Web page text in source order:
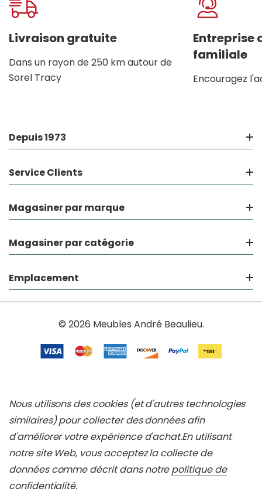
Livraison gratuite
Dans un rayon de 250 km autour de
Sorel Tracy
Entreprise
familiale
Encouragez
Depuis 1973
Service Clients
Magasiner par marque
Magasiner par catégorie
Emplacement
© 2026 Meubles André Beaulieu.
Nous utilisons des cookies (et d'autres technologies
similaires) pour collecter des données afin
d'améliorer votre expérience d'achat.En utilisant
notre site Web, vous acceptez la collecte de
données comme décrit dans notrepolitique de
confidentialité.